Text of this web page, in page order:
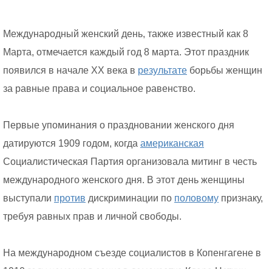
Международный женский день, также известный как 8
Марта, отмечается каждый год 8 марта. Этот праздник
появился в начале XX века в результате борьбы женщин
за равные права и социальное равенство.
Первые упоминания о праздновании женского дня
датируются 1909 годом, когда американская
Социалистическая Партия организовала митинг в честь
международного женского дня. В этот день женщины
выступали против дискриминации по половому признаку,
требуя равных прав и личной свободы.
На международном съезде социалистов в Копенгагене в